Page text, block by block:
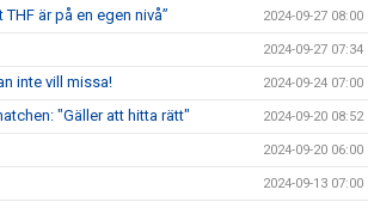
är på en egen nivå” 2024-09-27 08:00
2024-09-27 07:34
inte vill missa! 2024-09-24 07:00
"Gäller att hitta rätt" 2024-09-20 08:52
2024-09-20 06:00
2024-09-13 07:00